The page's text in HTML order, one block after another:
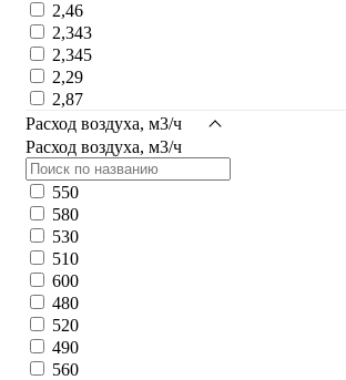
2,46
2,343
2,345
2,29
2,87
Расход воздуха, м3/ч
Расход воздуха, м3/ч
550
580
530
510
600
480
520
490
560